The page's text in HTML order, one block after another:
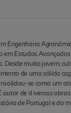
Engenharia
Estudos
Desde muito jovem,
de uma sólida
se como um
de d iversas
de Portugal e do